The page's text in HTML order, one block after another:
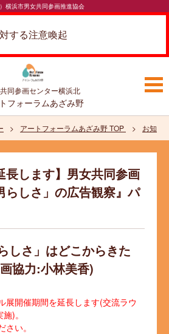
）横浜市男女共同参画推進協会
する注意喚起
同参画センター横浜北
フォーラムあざみ野
アートフォーラムあざみ野 TOP お知ら
長します】男女共同参画
らしさ」の広告観察』パ
しさ」はどこからきた
協力:小林美香)
展開催期間を延長します(交流ラウ
)。
い。